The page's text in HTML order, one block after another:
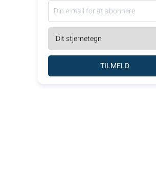
TILMELD